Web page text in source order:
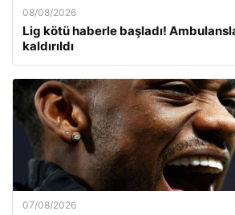
08/08/2026
Lig kötü haberle başladı!
kaldırıldı
07/08/2026